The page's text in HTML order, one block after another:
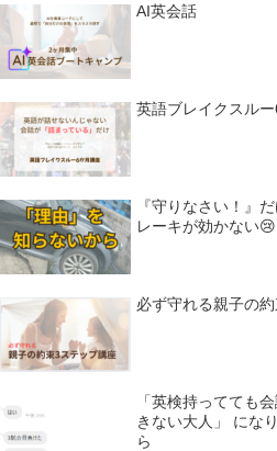
AI英会話
英語ブレイクスル
『守りなさい！』
レーキが効かない😢
必ず守れる親子の
「英検持ってても
きない大人」 にな
ら